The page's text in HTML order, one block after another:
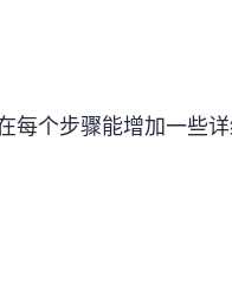
每个步骤能增加一些